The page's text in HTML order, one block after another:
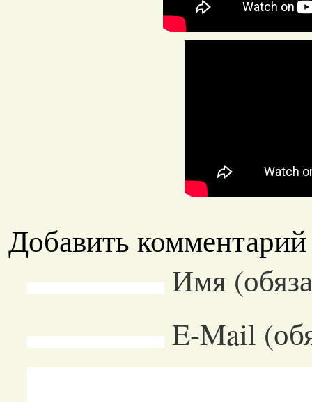
Добавить комментарий
Имя
E-Mail